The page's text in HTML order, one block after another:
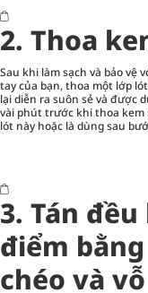
2. Thoa
Sau khi làm sạch và bảo vệ
tay của bạn, thoa một lớp
lại diễn ra suôn sẻ và được
vài phút trước khi thoa
lót này hoặc là dùng sau
3. Tán
điểm
chéo và